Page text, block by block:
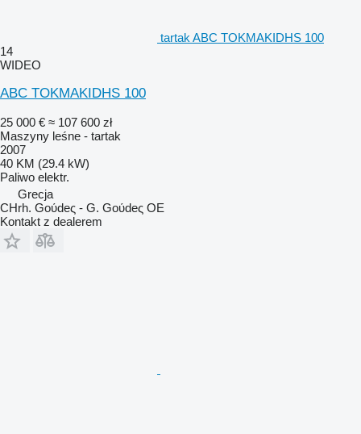
tartak ABC TOKMAKIDHS 100
14
WIDEO
ABC TOKMAKIDHS 100
25 000 € ≈ 107 600 zł
Maszyny leśne - tartak
2007
40 KM (29.4 kW)
Paliwo elektr.
Grecja
CHrh. Goύdeς - G. Goύdeς OE
Kontakt z dealerem